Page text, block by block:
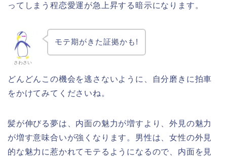
ってしまう程恋愛運が急上昇する暗示になります。
さわさい
モテ期がきた証拠かも!
どんどんこの機会を逃さないように、自分磨きに拍車
をかけてみてくださいね。
髪が伸びる夢は、内面の魅力が増すより、外見の魅力
が増す意味合いが強くなります。男性は、女性の外見
的な魅力に惹かれてモテるようになるので、内面を見